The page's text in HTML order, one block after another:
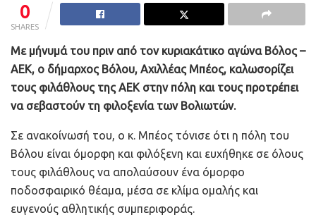
0
SHARES
Με μήνυμά του πριν από τον κυριακάτικο αγώνα Βόλος –
ΑΕΚ, ο δήμαρχος Βόλου, Αχιλλέας Μπέος, καλωσορίζει
τους φιλάθλους της ΑΕΚ στην πόλη και τους προτρέπει
να σεβαστούν τη φιλοξενία των Βολιωτών.
Σε ανακοίνωσή του, ο κ. Μπέος τόνισε ότι η πόλη του
Βόλου είναι όμορφη και φιλόξενη και ευχήθηκε σε όλους
τους φιλάθλους να απολαύσουν ένα όμορφο
ποδοσφαιρικό θέαμα, μέσα σε κλίμα ομαλής και
ευγενούς αθλητικής συμπεριφοράς.